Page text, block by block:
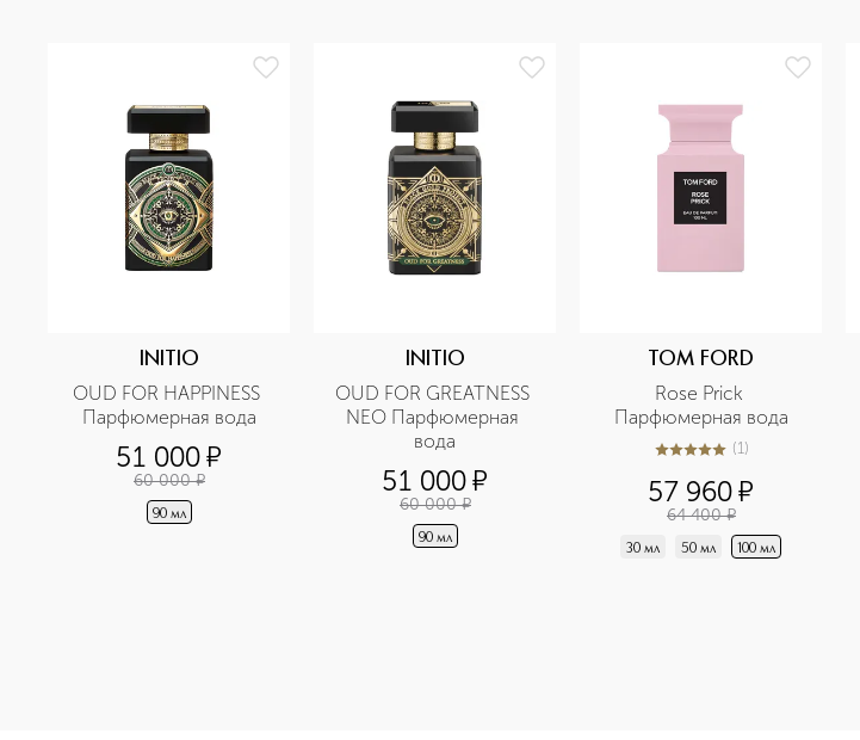
INITIO
OUD FOR HAPPINESS
Парфюмерная вода
51 000¤
60 000 ¤
90 мл
INITIO
OUD FOR GREATNESS
NEO Парфюмерная
вода
51 000¤
60 000 ¤
90 мл
TOM FORD
Rose Prick
Парфюмерная вода
5из 51 (1)
57 960¤
64 400 ¤
30 мл 50 мл 100 мл